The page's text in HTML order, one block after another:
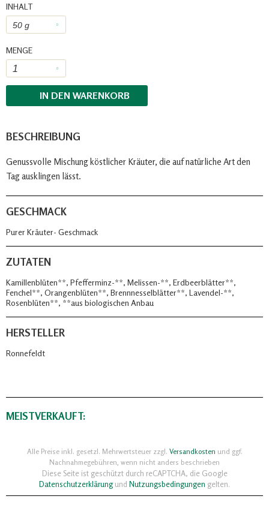
INHALT
MENGE
IN DEN WARENKORB
BESCHREIBUNG
Genussvolle Mischung köstlicher Kräuter, die auf natürliche Art den
Tag ausklingen lässt.
GESCHMACK
Purer Kräuter- Geschmack
ZUTATEN
Kamillenblüten**, Pfefferminz-**, Melissen-**, Erdbeerblätter**,
Fenchel**, Orangenblüten**, Brennnesselblätter**, Lavendel-**,
Rosenblüten**, **aus biologischen Anbau
HERSTELLER
Ronnefeldt
MEISTVERKAUFT:
Alle Preise inkl. gesetzl. Mehrwertsteuer zzgl. Versandkosten und ggf.
Nachnahmegebühren, wenn nicht anders beschrieben
Diese Seite ist geschützt durch reCAPTCHA, die Google
Datenschutzerklärungund Nutzungsbedingungen gelten.